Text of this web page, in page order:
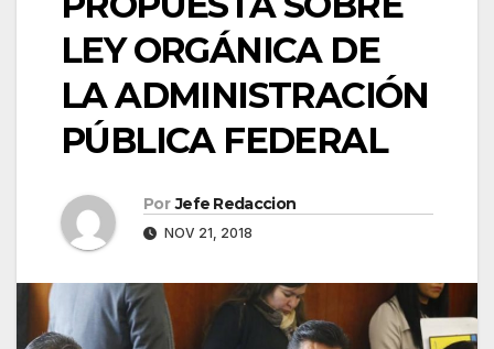
LEY ORGÁNICA DE
LA ADMINISTRACIÓN
PÚBLICA FEDERAL
Por Jefe Redaccion
NOV 21, 2018